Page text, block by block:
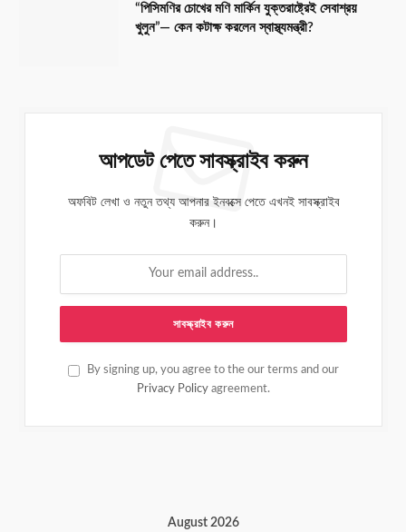
“পিসিমণির চোখের মণি মার্কিন যুক্তরাষ্ট্রেই সেবাশ্রয়
খুলুন”— কেন কটাক্ষ করলেন স্বাস্থ্যমন্ত্রী?
আপডেট পেতে সাবস্ক্রাইব করুন
অফবিট লেখা ও নতুন তথ্য আপনার ইনবক্সে পেতে এখনই সাবস্ক্রাইব
করুন।
By signing up, you agree to the our terms and our
Privacy Policy agreement.
August 2026